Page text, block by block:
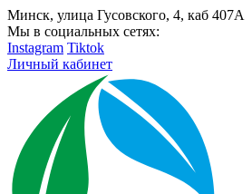
Минск, улица Гусовского, 4, каб 407А
Мы в социальных сетях:
Instagram Tiktok
Личный кабинет